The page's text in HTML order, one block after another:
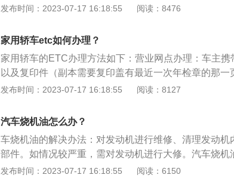
的重要因素，需要更换新的气门油封。
发布时间：2023-07-17 16:18:55 阅读：8476
家用轿车etc如何办理？
家用轿车的ETC办理方法如下：营业网点办理：车主
以及复印件（副本需要复印盖有最近一次年检章的那
章收入证明，如果是代理人则需要代理人的身份证。接
照上面的提示填写正确的车牌号码信息。接着填写手机
息。办理e行卡时，先要进行车牌的校验，正确填写车
关的信息就等审核结果，审核结果通过后。OBU车载设
邮寄。ETC工作原理：通过安装在车辆挡风玻璃上的车
ETC车道上的微波天线之间进行专用短程通讯，利用计
发布时间：2023-07-17 16:18:55 阅读：8127
汽车烧机油怎么办？
车烧机油的解决办法：对发动机进行维修、清理发动机
部件。如情况较严重，需对发动机进行大修。汽车烧机
密封性不良：气门是为了防止机油渗漏到燃烧室内，但
发布时间：2023-07-17 16:18:55 阅读：6150